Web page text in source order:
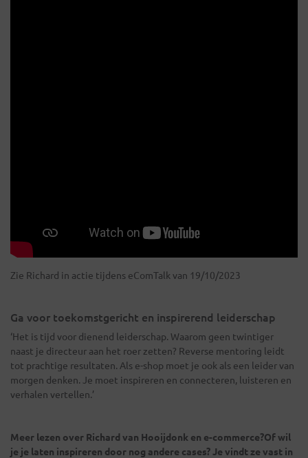
Zie Richard in actie tijdens eComTalk van 19/10/2023
Ga voor toekomstgericht en inspirerend leiderschap
‘Het is tijd voor dienend leiderschap. Waarom geen twintiger
naast je directeur aan het roer zetten? Reverse mentoring leidt
tot prachtige resultaten. Als e-shop moet je ook als een leider van
morgen denken. Je moet inspireren en connecteren, luisteren en
verhalen vertellen.’
Meer lezen over Richard van Hooijdonk en e-commerce?Of wil
je je laten inspireren door nog andere cases? Je vindt ze vast in